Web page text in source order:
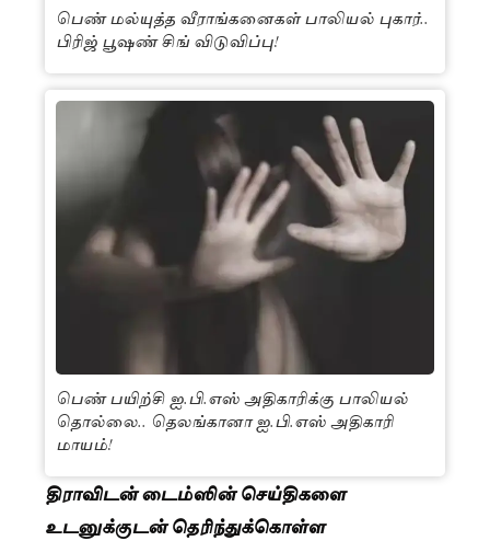
பெண் மல்யுத்த வீராங்கனைகள் பாலியல் புகார்..
பிரிஜ் பூஷண் சிங் விடுவிப்பு!
பெண் பயிற்சி ஐ.பி.எஸ் அதிகாரிக்கு பாலியல்
தொல்லை.. தெலங்கானா ஐ.பி.எஸ் அதிகாரி
மாயம்!
திராவிடன் டைம்ஸின் செய்திகளை
உடனுக்குடன் தெரிந்துக்கொள்ள